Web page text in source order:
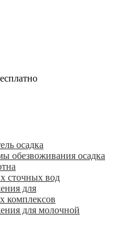
осадка
обезвоживания осадка
сточных вод
для
комплексов
для молочной